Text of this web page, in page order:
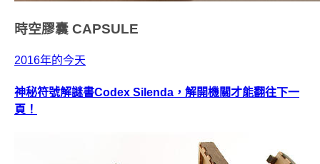
時空膠囊 CAPSULE
2016年的今天
神秘符號解謎書Codex Silenda，解開機關才能翻往下一
頁！